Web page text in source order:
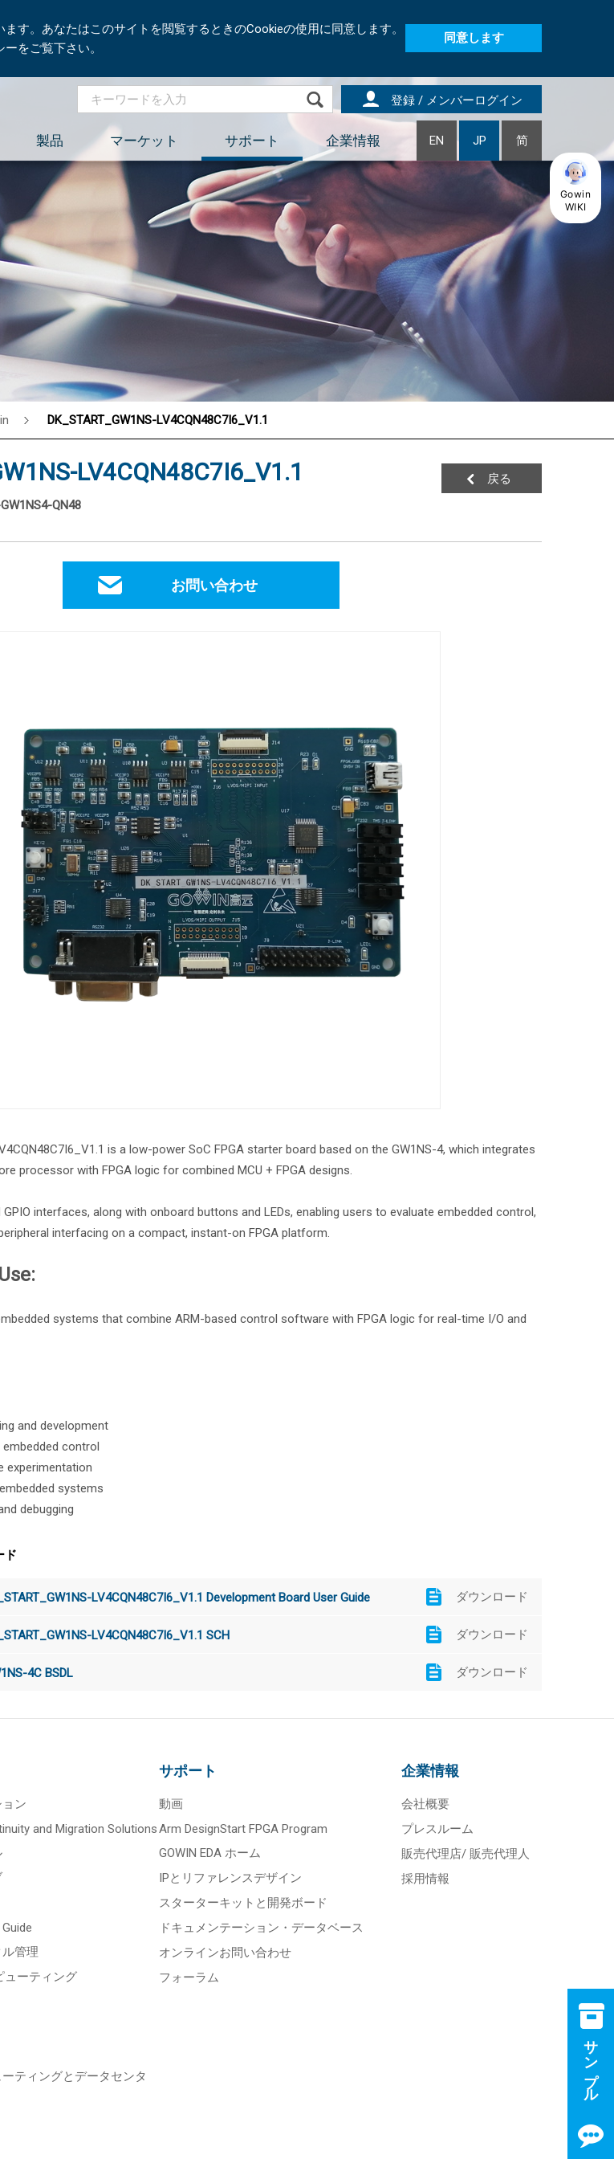
す。あなたはこのサイトを閲覧するときのCookieの使用に同意します。
をご覧下さい。
同意します
登録 / メンバーログイン
製品 マーケット サポート 企業情報 EN JP 简
DK_START_GW1NS-LV4CQN48C7I6_V1.1
戻る
LV4CQN48C7I6_V1.1
QN48
お問い合わせ
is a low-power SoC FPGA starter board based on the GW1NS-4, which integrates
processor with FPGA logic for combined MCU + FPGA designs.
GPIO interfaces, along with onboard buttons and LEDs, enabling users to evaluate embedded control,
interfacing on a compact, instant-on FPGA platform.
systems that combine ARM-based control software with FPGA logic for real-time I/O and
and development
control
experimentation
systems
debugging
ド
LV4CQN48C7I6_V1.1 Development Board User Guide ダウンロード
LV4CQN48C7I6_V1.1 SCH ダウンロード
4C BSDL ダウンロード
ン
and Migration Solutions
管理
ューティング
ティングとデータセンタ
サポート
動画
Arm DesignStart FPGA Program
GOWIN EDA ホーム
IPとリファレンスデザイン
スターターキットと開発ボード
ドキュメンテーション・データベース
オンラインお問い合わせ
フォーラム
企業情報
会社概要
プレスルーム
販売代理店/ 販売代理人
採用情報
サンプル
Gowin
WIKI